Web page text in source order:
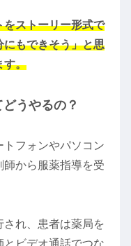
をストーリー形式で
にもできそう」と思
す。
うやるの？
フォンやパソコン
から服薬指導を受
れ、患者は薬局を